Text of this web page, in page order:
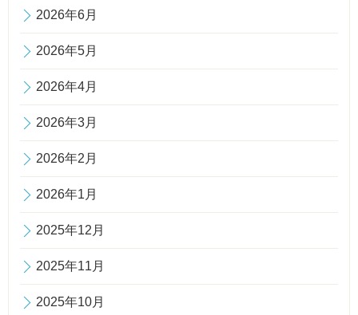
2026年6月
2026年5月
2026年4月
2026年3月
2026年2月
2026年1月
2025年12月
2025年11月
2025年10月